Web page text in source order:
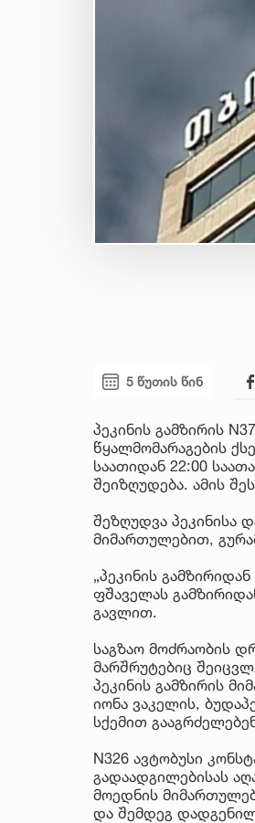
5 წუთის წინ
პეკინის გამზირის
წყალმომარაგების
საათიდან 22:00
შეიზღუდება. ამის
შეზღუდვა პეკინისა
მიმართულებით,
„პეკინის
ფშაველას
გავლით.
საგზაო მოძრაობის
მარშრუტებიც
პეკინის გამზირის
იონა ვაკელის,
სქემით
N326 ავტობუსი
გადაადგილებისას
მოედნის
და შემდეგ